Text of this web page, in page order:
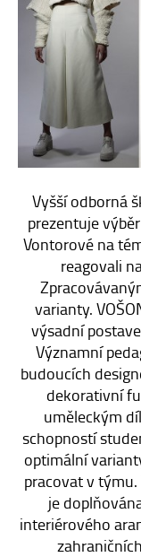
Vyšší odborná
prezentuje
Vontorové na
reagovali
varianty.
výsadní
Významní
budoucích
dekorativní
uměleckým
schopností
optimální
pracovat v
je
interiérového
PRESS
O AKCI
E-SHOP
KONTAKT